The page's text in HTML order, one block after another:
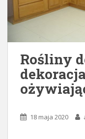
Rośliny
18 maja 2020